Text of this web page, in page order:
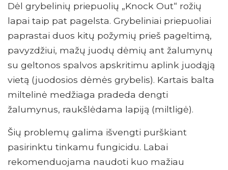
Dėl grybelinių priepuolių „Knock Out“ rožių
lapai taip pat pagelsta. Grybeliniai priepuoliai
paprastai duos kitų požymių prieš pageltimą,
pavyzdžiui, mažų juodų dėmių ant žalumynų
su geltonos spalvos apskritimu aplink juodąją
vietą (juodosios dėmės grybelis). Kartais balta
miltelinė medžiaga pradeda dengti
žalumynus, raukšlėdama lapiją (miltligė).
Šių problemų galima išvengti purškiant
pasirinktu tinkamu fungicidu. Labai
rekomenduojama naudoti kuo mažiau